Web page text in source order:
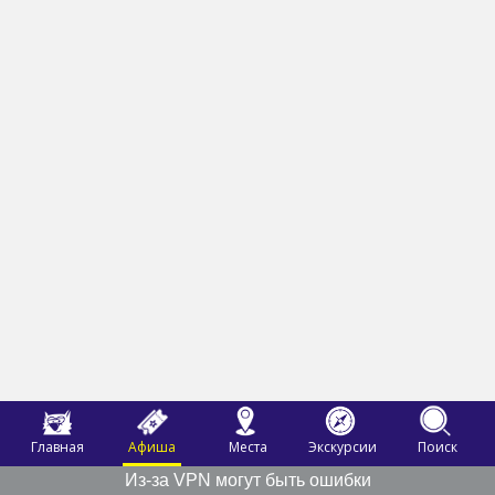
Главная Афиша Места Экскурсии
Поиск
Из-за VPN могут быть ошибки